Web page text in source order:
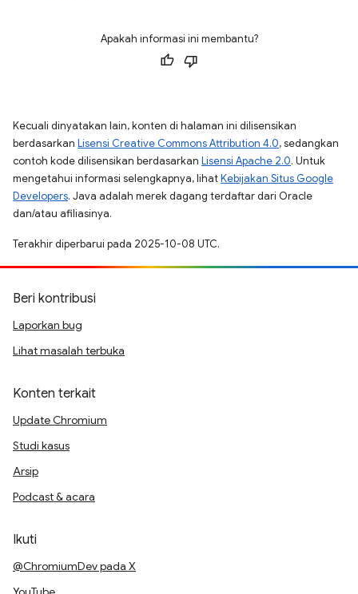
Apakah informasi ini membantu?
Kecuali dinyatakan lain, konten di halaman ini dilisensikan
berdasarkan Lisensi Creative Commons Attribution 4.0, sedangkan
contoh kode dilisensikan berdasarkan Lisensi Apache 2.0. Untuk
mengetahui informasi selengkapnya, lihatKebijakan Situs Google
Developers. Java adalah merek dagang terdaftar dari Oracle
dan/atau afiliasinya.
Terakhir diperbarui pada 2025-10-08 UTC.
Beri kontribusi
Laporkan bug
Lihat masalah terbuka
Konten terkait
Update Chromium
Studi kasus
Arsip
Podcast & acara
Ikuti
@ChromiumDev pada X